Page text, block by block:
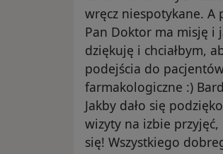
wręcz niespotykane. A
Pan Doktor ma misję i
dziękuję i chciałbym,
podejścia do
farmakologiczne :)
Jakby dało się
wizyty na izbie
się! Wszystkiego